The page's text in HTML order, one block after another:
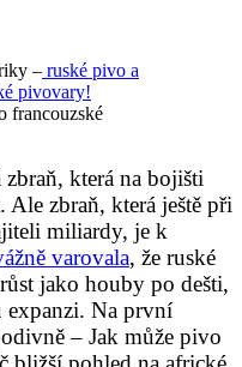
– ruské pivo a
pivovary!
francouzské
zbraň, která na bojišti
zbraň, která ještě při
miliardy, je k
varovala, že ruské
jako houby po dešti,
Na první
– Jak může pivo